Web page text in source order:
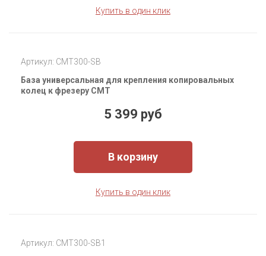
Купить в один клик
Артикул: CMT300-SB
База универсальная для крепления копировальных
колец к фрезеру CMT
5 399 руб
В корзину
Купить в один клик
Артикул: CMT300-SB1